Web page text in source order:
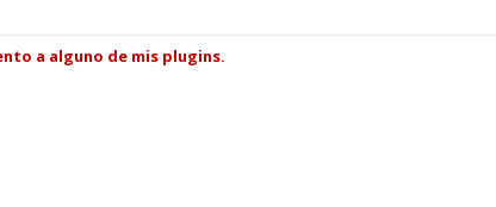
a alguno de mis plugins.